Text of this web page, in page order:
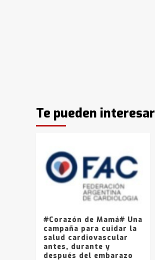
Te pueden interesar
#Corazón de Mamá# Una
campaña para cuidar la
salud cardiovascular
antes, durante y
después del embarazo